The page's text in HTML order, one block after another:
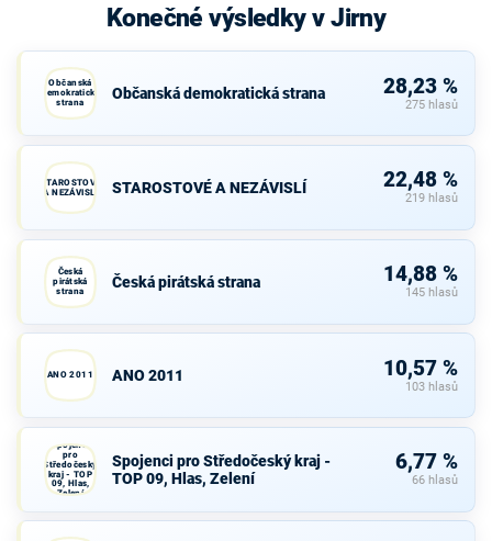
Konečné výsledky v Jirny
Občanská
demokratická
strana
Občanská demokratická strana 28,23 %
275 hlasů
STAROSTOVÉ
A NEZÁVISLÍ
STAROSTOVÉ A NEZÁVISLÍ 22,48 %
219 hlasů
Česká
pirátská
strana
Česká pirátská strana 14,88 %
145 hlasů
ANO 2011 ANO 2011 10,57 %
103 hlasů
Spojenci
pro
Středočeský
kraj - TOP
09, Hlas,
Zelení
Spojenci pro Středočeský kraj -
TOP 09, Hlas, Zelení
6,77 %
66 hlasů